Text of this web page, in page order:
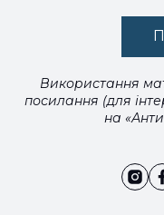
Використання
посилання (для
на